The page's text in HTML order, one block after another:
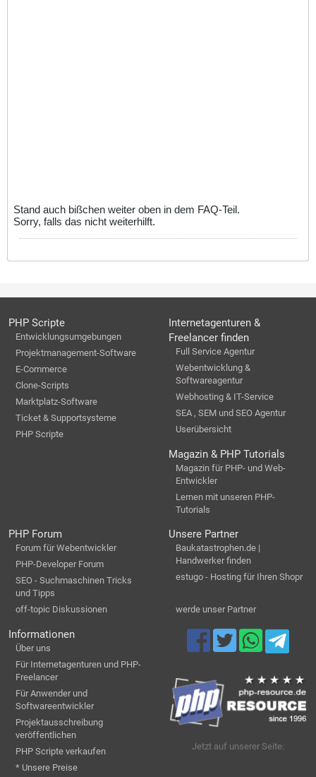
Stand auch bißchen weiter oben in dem FAQ-Teil.
Sorry, falls das nicht weiterhilft.
PHP Scripte
Entwicklungsumgebungen
Projektmanagement-Software
E-Commerce
Clone-Scripts
Marktplatz-Software
Ticket & Supportsysteme
PHP Scripte
Internetagenturen &
Freelancer finden
Full Service Agentur
Webentwicklung &
Softwareagentur
Webhosting & IT-Service
SEA , SEM und SEO Agentur
Userübersicht
Magazin & PHP Tutorials
Magazin für PHP- und Web-
Entwickler
Lernen mit unseren PHP-
Tutorials
PHP Forum
Forum für Webentwickler
PHP-Developer Forum
SEO - Suchmaschinen Tricks
und Tipps
off-topic Diskussionen
Unsere Partner
Baukatastrophen.de |
Handwerker finden
estugo - Hosting für Ihren Shopr
werde unser Partner
Informationen
Über uns
Für Internetagenturen und PHP-
Freelancer
Für Anwender und
Softwareentwickler
Projektausschreibung
veröffentlichen
PHP Scripte verkaufen
* Unsere Preise
Jetzt auf unserer Seite: